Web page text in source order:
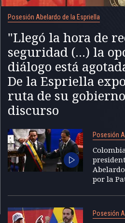
Posesión Abelardo de la Espriella
"Llegó la hora de
seguridad (...) la
diálogo está
De la Espriella
ruta de su
discurso
Posesión
por la
Posesión